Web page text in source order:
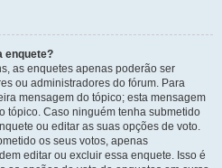
enquete?
as enquetes apenas poderão ser
ou administradores do fórum. Para
mensagem do tópico; esta mensagem
tópico. Caso ninguém tenha submetido
ou editar as suas opções de voto.
os seus votos, apenas
editar ou excluir essa enquete. Isso é